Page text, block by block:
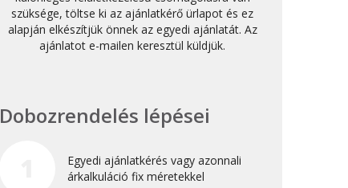
Csomagolás
Design
Hírek
Nyomtatás
szüksége, töltse ki az ajánlatkérő ürlapot és ez
alapján elkészítjük önnek az egyedi ajánlatát. Az
ajánlatot e-mailen keresztül küldjük.
Dobozrendelés lépései
Egyedi ajánlatkérés vagy azonnali
árkalkuláció fix méretekkel